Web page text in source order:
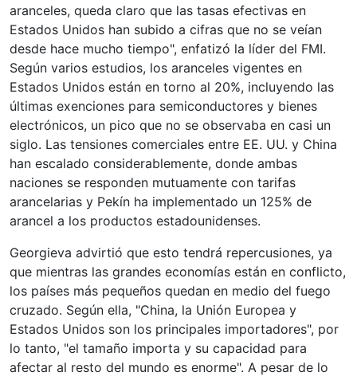
aranceles, queda claro que las tasas efectivas en
Estados Unidos han subido a cifras que no se veían
desde hace mucho tiempo", enfatizó la líder del FMI.
Según varios estudios, los aranceles vigentes en
Estados Unidos están en torno al 20%, incluyendo las
últimas exenciones para semiconductores y bienes
electrónicos, un pico que no se observaba en casi un
siglo. Las tensiones comerciales entre EE. UU. y China
han escalado considerablemente, donde ambas
naciones se responden mutuamente con tarifas
arancelarias y Pekín ha implementado un 125% de
arancel a los productos estadounidenses.
Georgieva advirtió que esto tendrá repercusiones, ya
que mientras las grandes economías están en conflicto,
los países más pequeños quedan en medio del fuego
cruzado. Según ella, "China, la Unión Europea y
Estados Unidos son los principales importadores", por
lo tanto, "el tamaño importa y su capacidad para
afectar al resto del mundo es enorme". A pesar de lo